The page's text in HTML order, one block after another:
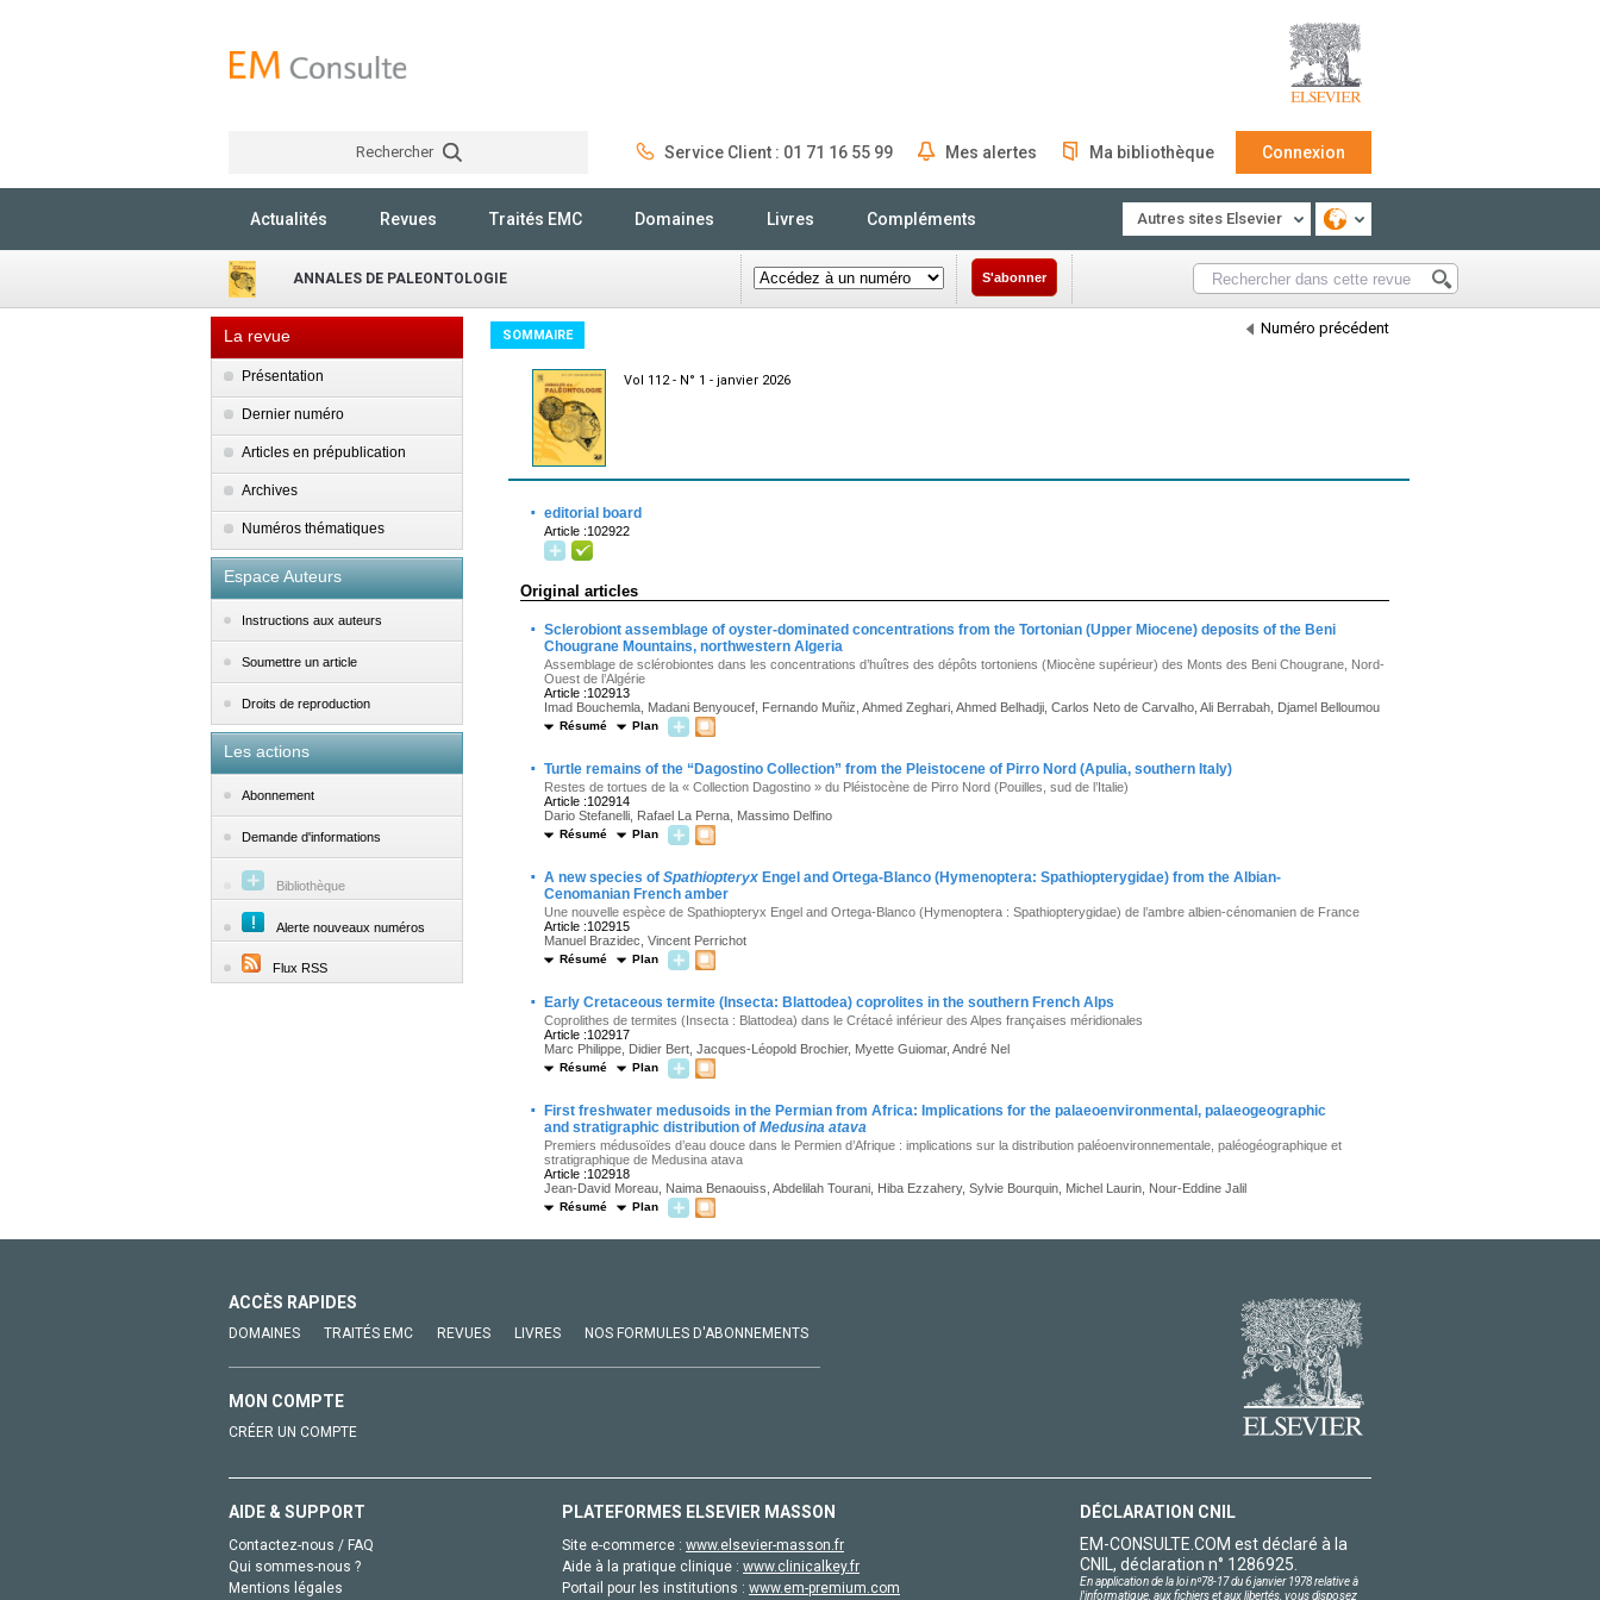
Rechercher Service Client : 01 71 16 55 99 Mes alertes Ma bibliothèque Connexion
Actualités Revues Traités EMC Domaines Livres Compléments Autres sites Elsevier
ANNALES DE PALEONTOLOGIE S'abonner
La revue
Présentation
Dernier numéro
Articles en prépublication
Archives
Numéros thématiques
Espace Auteurs
Instructions aux auteurs
Soumettre un article
Droits de reproduction
Les actions
Abonnement
Demande d'informations
Bibliothèque
Alerte nouveaux numéros
Flux RSS
SOMMAIRE Numéro précédent
Vol 112 - N° 1 - janvier 2026
· editorial board
Article :102922
Original articles
· Sclerobiont assemblage of oyster-dominated concentrations from the Tortonian (Upper Miocene) deposits of the Beni
Chougrane Mountains, northwestern Algeria
Assemblage de sclérobiontes dans les concentrations d’huîtres des dépôts tortoniens (Miocène supérieur) des Monts des Beni Chougrane, Nord-
Ouest de l’Algérie
Article :102913
Imad Bouchemla, Madani Benyoucef, Fernando Muñiz, Ahmed Zeghari, Ahmed Belhadji, Carlos Neto de Carvalho, Ali Berrabah, Djamel Belloumou
Résumé Plan
· Turtle remains of the “Dagostino Collection” from the Pleistocene of Pirro Nord (Apulia, southern Italy)
Restes de tortues de la « Collection Dagostino » du Pléistocène de Pirro Nord (Pouilles, sud de l’Italie)
Article :102914
Dario Stefanelli, Rafael La Perna, Massimo Delfino
Résumé Plan
· A new species of Spathiopteryx Engel and Ortega-Blanco (Hymenoptera: Spathiopterygidae) from the Albian-
Cenomanian French amber
Une nouvelle espèce de Spathiopteryx Engel and Ortega-Blanco (Hymenoptera : Spathiopterygidae) de l’ambre albien-cénomanien de France
Article :102915
Manuel Brazidec, Vincent Perrichot
Résumé Plan
· Early Cretaceous termite (Insecta: Blattodea) coprolites in the southern French Alps
Coprolithes de termites (Insecta : Blattodea) dans le Crétacé inférieur des Alpes françaises méridionales
Article :102917
Marc Philippe, Didier Bert, Jacques-Léopold Brochier, Myette Guiomar, André Nel
Résumé Plan
·
First freshwater medusoids in the Permian from Africa: Implications for the palaeoenvironmental, palaeogeographic
and stratigraphic distribution of Medusina atava
Premiers médusoïdes d’eau douce dans le Permien d’Afrique : implications sur la distribution paléoenvironnementale, paléogéographique et
stratigraphique de Medusina atava
Article :102918
Jean-David Moreau, Naima Benaouiss, Abdelilah Tourani, Hiba Ezzahery, Sylvie Bourquin, Michel Laurin, Nour-Eddine Jalil
Résumé Plan
ACCÈS RAPIDES
DOMAINES TRAITÉS EMC REVUES LIVRES NOS FORMULES D'ABONNEMENTS
MON COMPTE
CRÉER UN COMPTE
AIDE & SUPPORT
Contactez-nous / FAQ
Qui sommes-nous ?
Mentions légales
PLATEFORMES ELSEVIER MASSON
Site e-commerce : www.elsevier-masson.fr
Aide à la pratique clinique : www.clinicalkey.fr
Portail pour les institutions : www.em-premium.com
DÉCLARATION CNIL
EM-CONSULTE.COM est déclaré à la
CNIL, déclaration n° 1286925.
En application de la loi nº78-17 du 6 janvier 1978 relative à
l'informatique, aux fichiers et aux libertés, vous disposez